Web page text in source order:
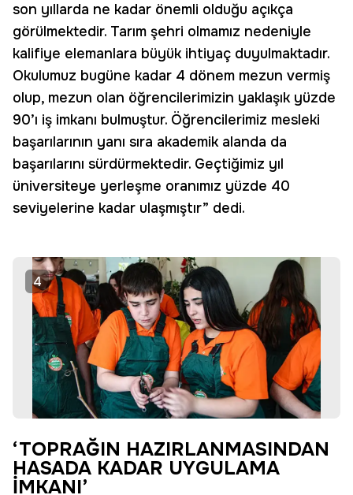
son yıllarda ne kadar önemli olduğu açıkça
görülmektedir. Tarım şehri olmamız nedeniyle
kalifiye elemanlara büyük ihtiyaç duyulmaktadır.
Okulumuz bugüne kadar 4 dönem mezun vermiş
olup, mezun olan öğrencilerimizin yaklaşık yüzde
90’ı iş imkanı bulmuştur. Öğrencilerimiz mesleki
başarılarının yanı sıra akademik alanda da
başarılarını sürdürmektedir. Geçtiğimiz yıl
üniversiteye yerleşme oranımız yüzde 40
seviyelerine kadar ulaşmıştır” dedi.
4
‘TOPRAĞIN HAZIRLANMASINDAN
HASADA KADAR UYGULAMA
İMKANI’